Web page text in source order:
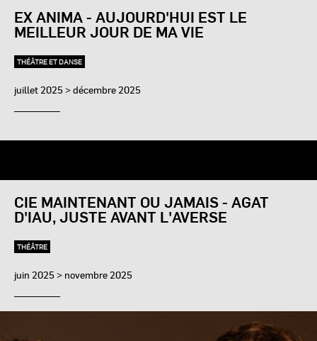
EX ANIMA - AUJOURD'HUI EST LE
MEILLEUR JOUR DE MA VIE
THÉÂTRE ET DANSE
juillet 2025 > décembre 2025
CIE MAINTENANT OU JAMAIS - AGAT
D'IAU, JUSTE AVANT L'AVERSE
THÉÂTRE
juin 2025 > novembre 2025